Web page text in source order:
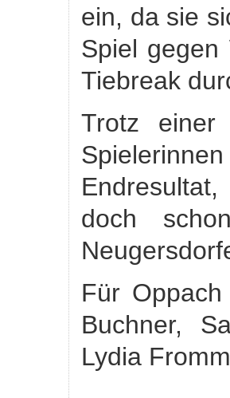
ein, da sie
Spiel gegen
Tiebreak
Trotz einer
doch
Für
Buchner,
Lydia